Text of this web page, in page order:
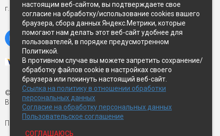
г. Петропавловск-Камчатский,ул Восточное-шоссе, д.5
© Экспострой, 2026 г.
Все права защищены
Письмо директору:
настоящим веб-сайтом, вы подтверждаете свое
согласие на обработку/использование cookies вашего
браузера, сбора данных Яндекс.Метрики, которые
помогают нам делать этот веб-сайт удобнее для
пользователей, в порядке предусмотренном
Политикой.
В противном случае вы можете запретить сохранение/
обработку файлов cookie в настройках своего
браузера или покинуть настоящий веб-сайт.
Ссылка на политику в отношении обработки
персональных данных
Согласие на обработку персональных данных
Пользовательское соглашение
СОГЛАШАЮСЬ